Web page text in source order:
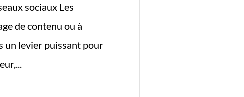
sociaux Les
de contenu ou à
un levier puissant pour